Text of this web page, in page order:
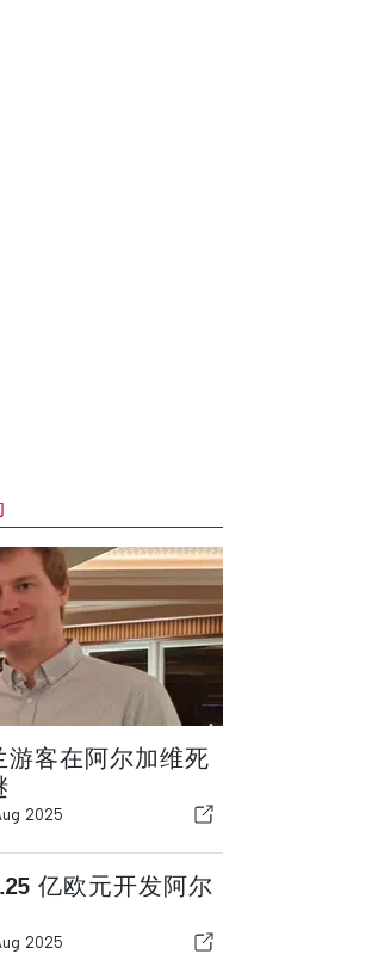
游客在阿尔加维死
2025
亿欧元开发阿尔
2025